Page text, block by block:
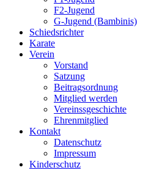
F2-Jugend
G-Jugend (Bambinis)
Schiedsrichter
Karate
Verein
Vorstand
Satzung
Beitragsordnung
Mitglied werden
Vereinssgeschichte
Ehrenmitglied
Kontakt
Datenschutz
Impressum
Kinderschutz